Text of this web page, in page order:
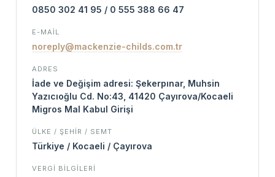
0850 302 41 95 / 0 555 388 66 47
E-MAIL
noreply@mackenzie-childs.com.tr
ADRES
İade ve Değişim adresi: Şekerpınar, Muhsin
Yazıcıoğlu Cd. No:43, 41420 Çayırova/Kocaeli
Migros Mal Kabul Girişi
ÜLKE / ŞEHIR / SEMT
Türkiye / Kocaeli / Çayırova
VERGI BILGILERI